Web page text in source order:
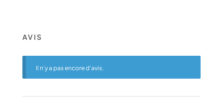
AVIS
Il n’y a pas encore d’avis.